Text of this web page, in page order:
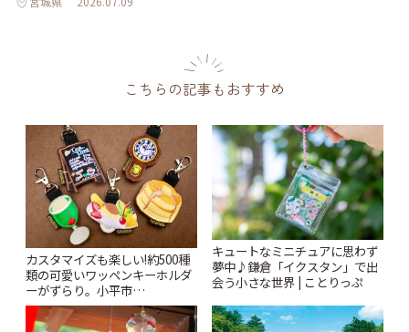
こちらの記事もおすすめ
カスタマイズも楽しい!約500種
類の可愛いワッペンキーホルダ
ーがずらり。小平市
「Kimamaya T&K」 | ことりっ
ぷ
キュートなミニチュアに思わず
夢中♪鎌倉「イクスタン」で出
会う小さな世界 | ことりっぷ